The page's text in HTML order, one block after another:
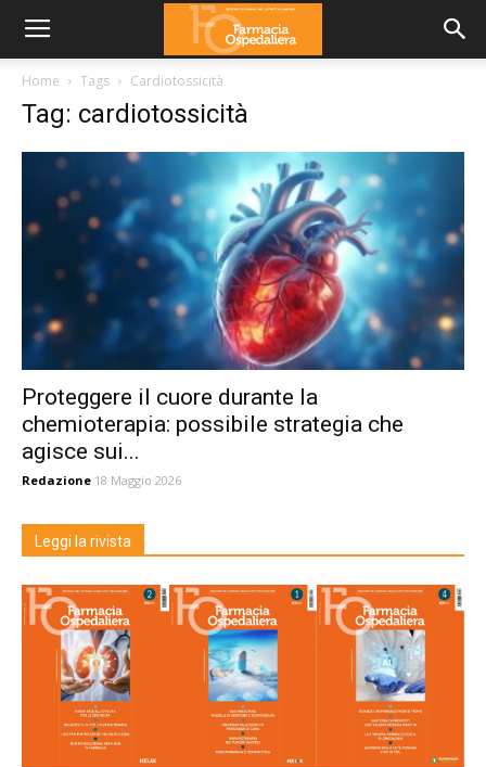
Home Tags Cardiotossicità
Tag: cardiotossicità
Proteggere il cuore durante la
chemioterapia: possibile strategia che
agisce sui...
Redazione 18 Maggio 2026
Leggi la rivista